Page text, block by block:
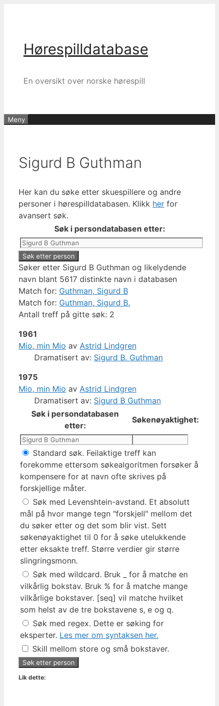
Hørespilldatabase
En oversikt over norske hørespill
Meny
Sigurd B Guthman
Her kan du søke etter skuespillere og andre
personer i hørespilldatabasen. Klikk her for
avansert søk.
Søk i persondatabasen etter:
Søker etter Sigurd B Guthman og likelydende
navn blant 5617 distinkte navn i databasen
Match for: Guthman, Sigurd B
Match for: Guthman, Sigurd B.
Antall treff på gitte søk: 2
1961
Mio, min Mio av Astrid Lindgren
Dramatisert av: Sigurd B. Guthman
1975
Mio, min Mio av Astrid Lindgren
Dramatisert av: Sigurd B Guthman
Søk i persondatabasen
etter:
Søkenøyaktighet:
Standard søk. Feilaktige treff kan
forekomme ettersom søkealgoritmen forsøker å
kompensere for at navn ofte skrives på
forskjellige måter.
Søk med Levenshtein-avstand. Et absolutt
mål på hvor mange tegn "forskjell" mellom det
du søker etter og det som blir vist. Sett
søkenøyaktighet til 0 for å søke utelukkende
etter eksakte treff. Større verdier gir større
slingringsmonn.
Søk med wildcard. Bruk _ for å matche en
vilkårlig bokstav. Bruk % for å matche mange
vilkårlige bokstaver. [seq] vil matche hvilket
som helst av de tre bokstavene s, e og q.
Søk med regex. Dette er søking for
eksperter. Les mer om syntaksen her.
Skill mellom store og små bokstaver.
Lik dette: